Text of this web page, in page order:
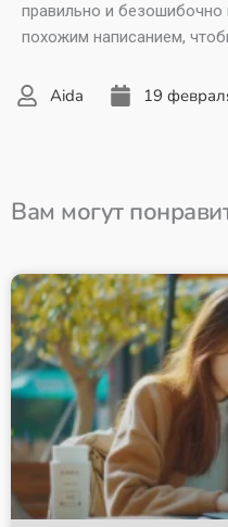
правильно и безошибочно
похожим написанием,
Aida 19
Вам могут